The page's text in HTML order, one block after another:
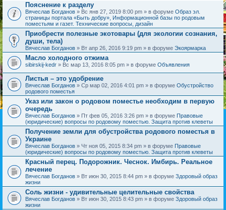
Пояснение к разделу
Вячеслав Богданов » Вс янв 27, 2019 8:00 pm » в форуме Образ эл.
страницы портала «Быть добру», Информационной базы по родовым
поместьям и газет. Технические вопросы, дизайн
Приобрести полезные экотовары (для экологии сознания,
души, тела)
Вячеслав Богданов » Вт апр 26, 2016 9:19 pm » в форуме Экоярмарка
Масло холодного отжима
sibirskij-kedr » Вс мар 13, 2016 8:05 pm » в форуме Объявления
Листья – это удобрение
Вячеслав Богданов » Ср мар 02, 2016 4:01 pm » в форуме Обустройство
родового поместья
Указ или закон о родовом поместье необходим в первую
очередь
Вячеслав Богданов » Пт фев 05, 2016 3:26 pm » в форуме Правовые
(юридические) вопросы по родовому поместью. Защита против клеветы
Получение земли для обустройства родового поместья в
Украине
Вячеслав Богданов » Чт ноя 05, 2015 8:34 pm » в форуме Правовые
(юридические) вопросы по родовому поместью. Защита против клеветы
Красный перец. Подорожник. Чеснок. Имбирь. Реальное
лечение
Вячеслав Богданов » Вт июн 30, 2015 8:44 pm » в форуме Здоровый образ
жизни
Соль жизни - удивительные целительные свойства
Вячеслав Богданов » Вт июн 30, 2015 8:43 pm » в форуме Здоровый образ
жизни